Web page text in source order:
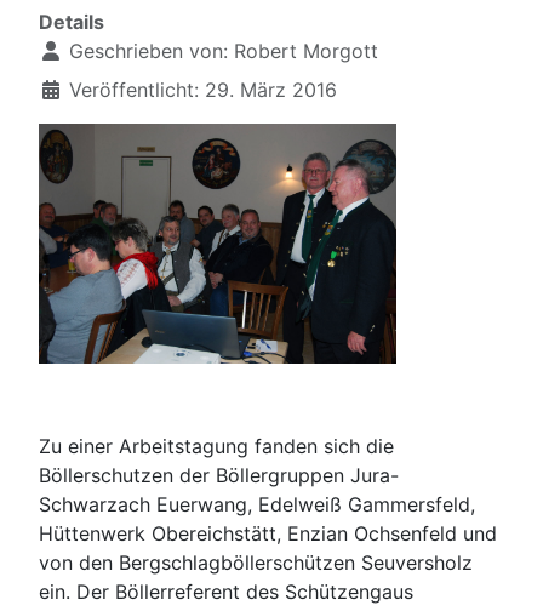
Details
Geschrieben von: Robert Morgott
Veröffentlicht: 29. März 2016
Zu einer Arbeitstagung fanden sich die
Böllerschutzen der Böllergruppen Jura-
Schwarzach Euerwang, Edelweiß Gammersfeld,
Hüttenwerk Obereichstätt, Enzian Ochsenfeld und
von den Bergschlagböllerschützen Seuversholz
ein. Der Böllerreferent des Schützengaus